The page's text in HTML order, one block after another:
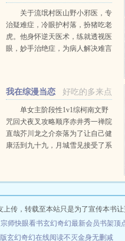
关于流氓村医山野小邪医，专
治疑难症，冷眼护村落，扮猪吃老
虎。他身怀逆天医术，练就透视医
眼，妙手治绝症，为病人解决难言
个个富得流油。他修路盖学校...
好吃的多来点
我在综漫当恋
爱游戏女主
单女主阶段性1v1综柯南文野
咒回犬夜叉攻略顺序赤井秀一禅院
直哉芥川龙之介奈落为了让自己健
康活到九十九，月城雪见接受了系
黑方医生，第136章，已完成...
传，转载至本站只是为了宣传本书让
师快眼看书玄幻奇幻最新会员书架顶
玄幻奇幻在线阅读不灭金身无删减